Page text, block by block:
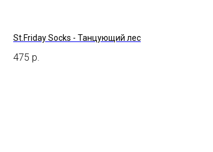
St.Friday Socks - Танцующий лес
475 р.